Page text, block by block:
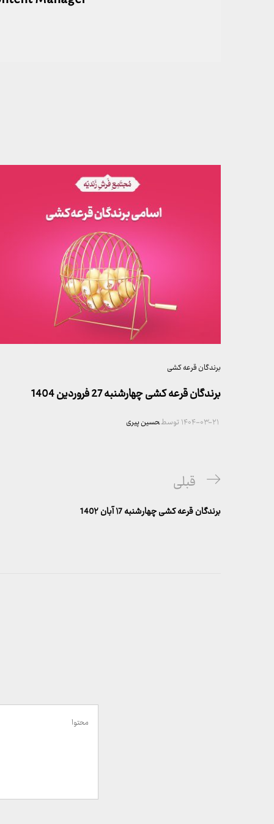
برندگان قرعه کشی
برندگان قرعه کشی چهارشنبه 27 فروردین 1404
۱۴۰۴-۰۳-۲۱توسطحسین پیری
راهبری
نوشته
پست
قبلی
قبلی
برندگان قرعه کشی چهارشنبه ۱7 آبان 140۲